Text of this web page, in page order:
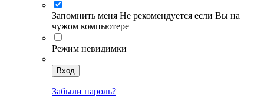
Запомнить меня Не рекомендуется если Вы на
чужом компьютере
Режим невидимки
Вход
Забыли пароль?